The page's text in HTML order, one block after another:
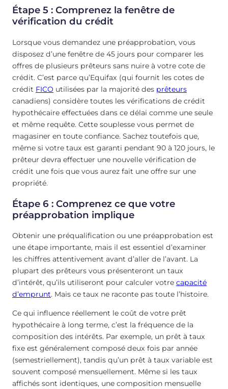
Étape 5 : Comprenez la fenêtre de
vérification du crédit
Lorsque vous demandez une préapprobation, vous
disposez d’une fenêtre de 45 jours pour comparer les
offres de plusieurs prêteurs sans nuire à votre cote de
crédit. C’est parce qu’Equifax (qui fournit les cotes de
crédit FICO utilisées par la majorité des prêteurs
canadiens) considère toutes les vérifications de crédit
hypothécaire effectuées dans ce délai comme une seule
et même requête. Cette souplesse vous permet de
magasiner en toute confiance. Sachez toutefois que,
même si votre taux est garanti pendant 90 à 120 jours, le
prêteur devra effectuer une nouvelle vérification de
crédit une fois que vous aurez fait une offre sur une
propriété.
Étape 6 : Comprenez ce que votre
préapprobation implique
Obtenir une préqualification ou une préapprobation est
une étape importante, mais il est essentiel d’examiner
les chiffres attentivement avant d’aller de l’avant. La
plupart des prêteurs vous présenteront un taux
d’intérêt, qu’ils utiliseront pour calculer votre capacité
d’emprunt. Mais ce taux ne raconte pas toute l’histoire.
Ce qui influence réellement le coût de votre prêt
hypothécaire à long terme, c’est la fréquence de la
composition des intérêts. Par exemple, un prêt à taux
fixe est généralement composé deux fois par année
(semestriellement), tandis qu’un prêt à taux variable est
souvent composé mensuellement. Même si les taux
affichés sont identiques, une composition mensuelle